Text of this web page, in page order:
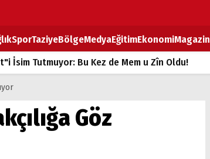
SporTaziyeBölgeMedyaEğitimEkonomiMagazin
İsim Tutmuyor: Bu Kez de Mem u Zîn Oldu!
Zam
ağır yük
Göz